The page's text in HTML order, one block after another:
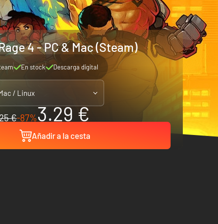
4 - PC & Mac (Steam)
En stock Descarga digital
/ Linux
€-87%3.29 €
Añadir a la cesta